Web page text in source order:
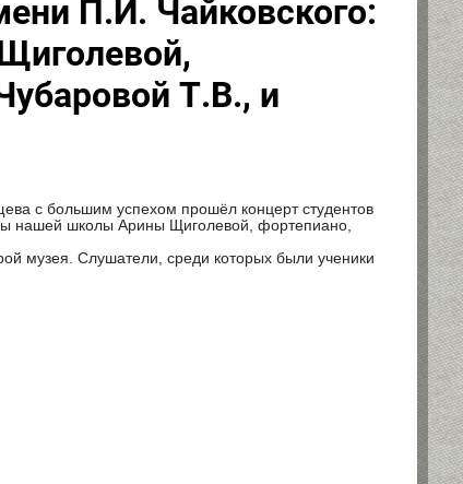
П.И. Чайковского:
Т.В., и
с большим успехом прошёл концерт студентов
нашей школы Арины Щиголевой, фортепиано,
музея. Слушатели, среди которых были ученики